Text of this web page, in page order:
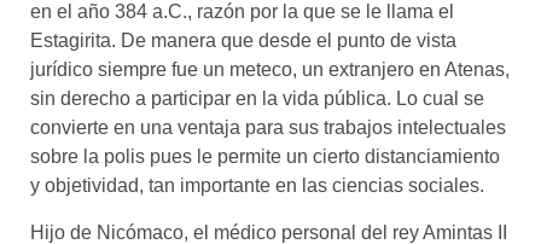
en el año 384 a.C., razón por la que se le llama el
Estagirita. De manera que desde el punto de vista
jurídico siempre fue un meteco, un extranjero en Atenas,
sin derecho a participar en la vida pública. Lo cual se
convierte en una ventaja para sus trabajos intelectuales
sobre la polis pues le permite un cierto distanciamiento
y objetividad, tan importante en las ciencias sociales.
Hijo de Nicómaco, el médico personal del rey Amintas II